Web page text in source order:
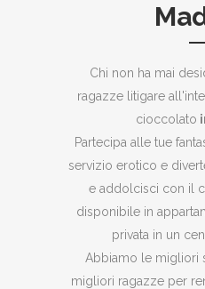
Chi non ha mai
ragazze litigare
cioccolato
Partecipa alle tue
servizio erotico e
e addolcisci con il
disponibile in
privata in un
Abbiamo le migliori
migliori ragazze per